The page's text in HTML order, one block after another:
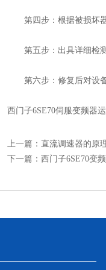
第四步：根据被损坏器
第五步：出具详细检测
第六步：修复后对设备
西门子6SE70伺服变频器
上一篇： 直流调速器的原
下一篇： 西门子6SE70变